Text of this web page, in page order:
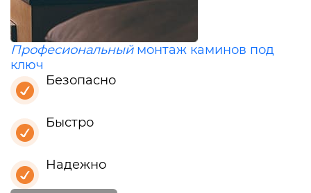
Професиональныймонтаж каминов под
ключ
Безопасно
Быстро
Надежно